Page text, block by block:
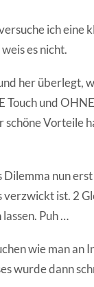
ich eine
es nicht.
her überlegt,
Touch und
schöne Vorteile
Dilemma nun
ist. 2
Puh …
wie man an
wurde dann